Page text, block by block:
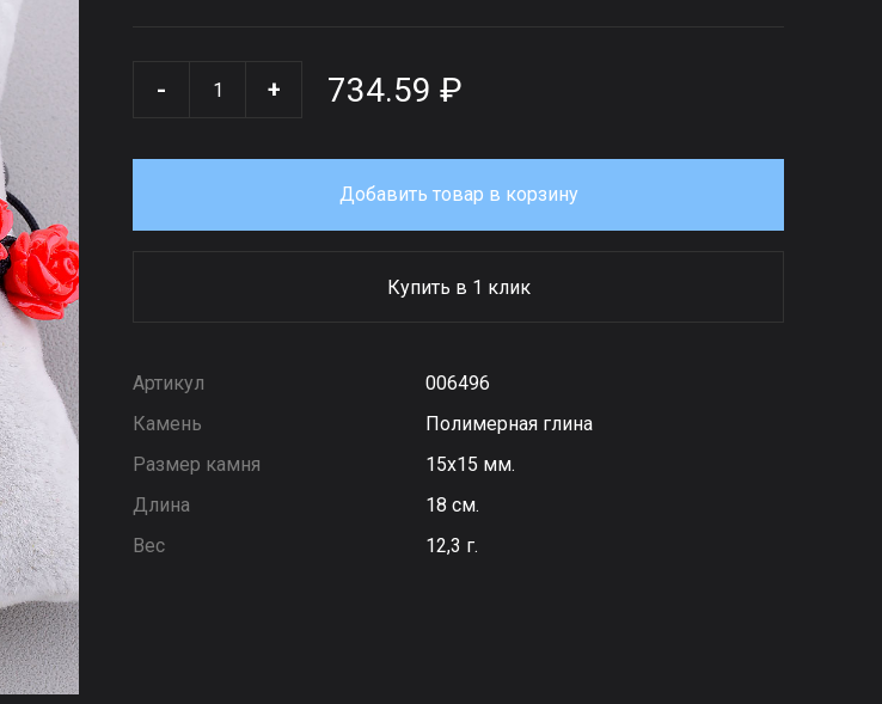
- + 734.59 ₽
Добавить товар в корзину
Купить в 1 клик
Артикул
006496
Камень
Полимерная глина
Размер камня
15х15 мм.
Длина
18 см.
Вес
12,3 г.